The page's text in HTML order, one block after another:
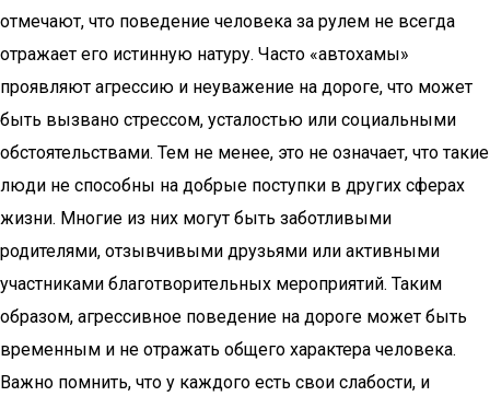
отмечают, что поведение человека за рулем не всегда
отражает его истинную натуру. Часто «автохамы»
проявляют агрессию и неуважение на дороге, что может
быть вызвано стрессом, усталостью или социальными
обстоятельствами. Тем не менее, это не означает, что такие
люди не способны на добрые поступки в других сферах
жизни. Многие из них могут быть заботливыми
родителями, отзывчивыми друзьями или активными
участниками благотворительных мероприятий. Таким
образом, агрессивное поведение на дороге может быть
временным и не отражать общего характера человека.
Важно помнить, что у каждого есть свои слабости, и